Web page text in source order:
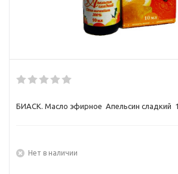
БИАСК. Масло эфирное Апельсин сладкий
Нет в наличии